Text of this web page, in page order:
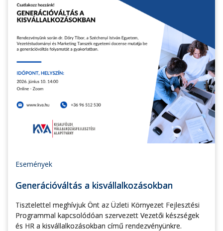
Események
Generációváltás a kisvállalkozásokban
Tisztelettel meghívjuk Önt az Üzleti Környezet Fejlesztési
Programmal kapcsolódóan szervezett Vezetői készségek
és HR a kisvállalkozásokban című rendezvényünkre.